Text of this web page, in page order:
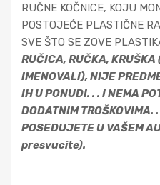
RUČNE KOČNICE, KOJU
POSTOJEĆE PLASTIČNE
SVE ŠTO SE ZOVE
RUČICA, RUČKA, KRUŠKA
IMENOVALI), NIJE
IH U PONUDI. . . I NEMA
DODATNIM TROŠKOVIMA.
POSEDUJETE U VAŠEM
presvucite).